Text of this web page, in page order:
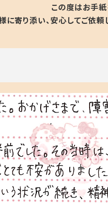
この度はお手紙
に寄り添い、安心してご依